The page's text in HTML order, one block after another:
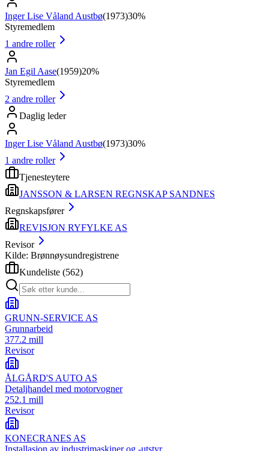
Inger Lise Våland Austbø(1973)30%
Styremedlem
1 andre roller
Jan Egil Aase(1959)20%
Styremedlem
2 andre roller
Daglig leder
Inger Lise Våland Austbø(1973)30%
1 andre roller
Tjenesteytere
JANSSON & LARSEN REGNSKAP SANDNES
Regnskapsfører
REVISJON RYFYLKE AS
Revisor
Kilde: Brønnøysundregistrene
Kundeliste (562)
GRUNN-SERVICE AS
Grunnarbeid
377.2 mill
Revisor
ÅLGÅRD'S AUTO AS
Detaljhandel med motorvogner
252.1 mill
Revisor
KONECRANES AS
Installasjon av industrimaskiner og -utstyr